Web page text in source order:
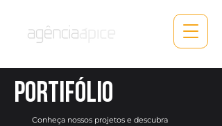
PORTIFÓLIO
Conheça nossos projetos e descubra